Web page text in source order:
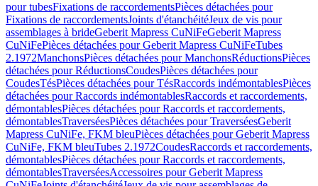
pour tubesFixations de raccordementsPièces détachées pour
Fixations de raccordementsJoints d'étanchéitéJeux de vis pour
assemblages à brideGeberit Mapress CuNiFeGeberit Mapress
CuNiFePièces détachées pour Geberit Mapress CuNiFeTubes
2.1972ManchonsPièces détachées pour ManchonsRéductionsPièces
détachées pour RéductionsCoudesPièces détachées pour
CoudesTésPièces détachées pour TésRaccords indémontablesPièces
détachées pour Raccords indémontablesRaccords et raccordements,
démontablesPièces détachées pour Raccords et raccordements,
démontablesTraverséesPièces détachées pour TraverséesGeberit
Mapress CuNiFe, FKM bleuPièces détachées pour Geberit Mapress
CuNiFe, FKM bleuTubes 2.1972CoudesRaccords et raccordements,
démontablesPièces détachées pour Raccords et raccordements,
démontablesTraverséesAccessoires pour Geberit Mapress